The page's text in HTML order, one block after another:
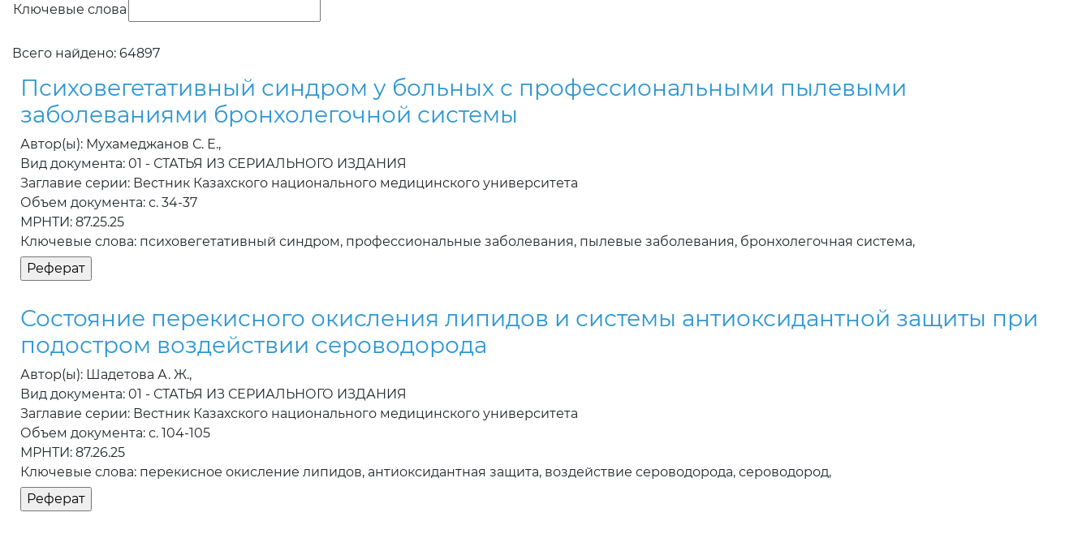
Ключевые слова
Всего найдено: 64897
Психовегетативный синдром у больных с профессиональными пылевыми
заболеваниями бронхолегочной системы
Автор(ы): Мухамеджанов С. Е.,
Вид документа: 01 - СТАТЬЯ ИЗ СЕРИАЛЬНОГО ИЗДАНИЯ
Заглавие серии: Вестник Казахского национального медицинского университета
Объем документа: с. 34-37
МРНТИ: 87.25.25
Ключевые слова: психовегетативный синдром, профессиональные заболевания, пылевые заболевания, бронхолегочная система,
Состояние перекисного окисления липидов и системы антиоксидантной защиты при
подостром воздействии сероводорода
Автор(ы): Шадетова А. Ж.,
Вид документа: 01 - СТАТЬЯ ИЗ СЕРИАЛЬНОГО ИЗДАНИЯ
Заглавие серии: Вестник Казахского национального медицинского университета
Объем документа: с. 104-105
МРНТИ: 87.26.25
Ключевые слова: перекисное окисление липидов, антиоксидантная защита, воздействие сероводорода, сероводород,